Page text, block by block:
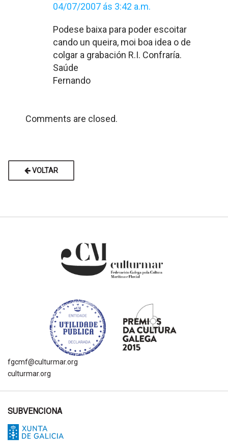
04/07/2007 ás 3:42 a.m.
Podese baixa para poder escoitar
cando un queira, moi boa idea o de
colgar a grabación R.I. Confraría.
Saúde
Fernando
Comments are closed.
VOLTAR
fgcmf@culturmar.org
culturmar.org
SUBVENCIONA